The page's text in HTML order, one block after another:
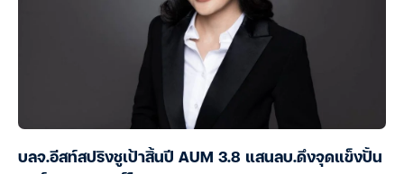
บลจ.อีสท์สปริงชูเป้าสิ้นปี AUM 3.8 แสนลบ.ดึงจุดแข็งปั้น